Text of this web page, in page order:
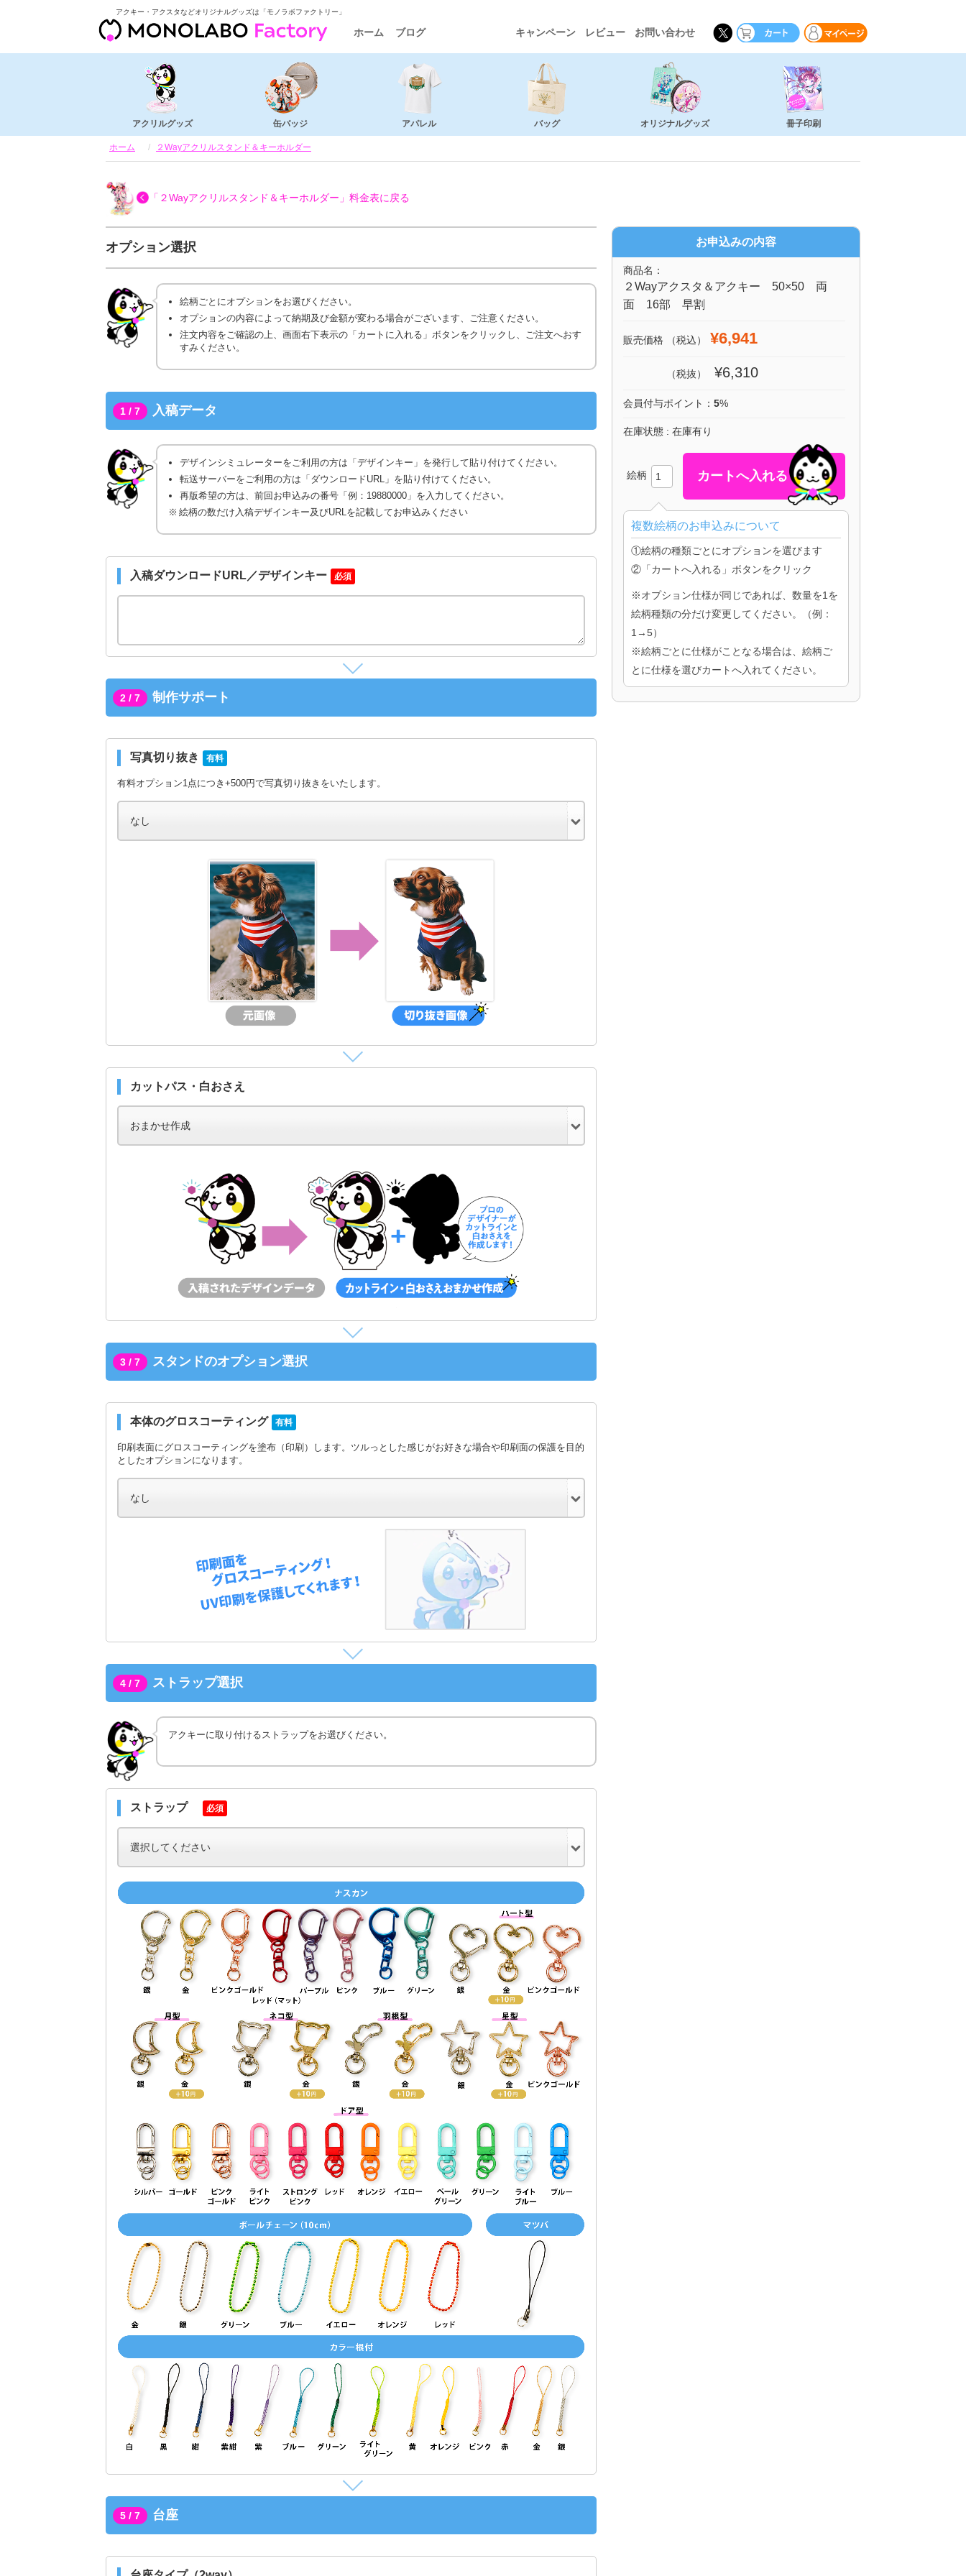
アクキー・アクスタなどオリジナルグッズは「モノラボファクトリー」
ホーム ブログ キャンペーン レビュー お問い合わせ
アクリルグッズ 缶バッジ アパレル バッグ オリジナルグッズ 冊子印刷
ホーム ２Wayアクリルスタンド＆キーホルダー
「２Wayアクリルスタンド＆キーホルダー」 料金表に戻る
オプション選択
絵柄ごとにオプションをお選びください。
オプションの内容によって納期及び金額が変わる場合がございます、ご注意ください。
注文内容をご確認の上、画面右下表示の「カートに入れる」ボタンをクリックし、ご注文へおす
すみください。
1 / 7 入稿データ
デザインシミュレーターをご利用の方は「デザインキー」を発行して貼り付けてください。
転送サーバーをご利用の方は「ダウンロードURL」を貼り付けてください。
再版希望の方は、前回お申込みの番号「例：19880000」を入力してください。
絵柄の数だけ入稿デザインキー及びURLを記載してお申込みください
入稿ダウンロードURL／デザインキー 必須
2 / 7 制作サポート
写真切り抜き 有料
有料オプション1点につき+500円で写真切り抜きをいたします。
カットパス・白おさえ
3 / 7 スタンドのオプション選択
本体のグロスコーティング 有料
印刷表面にグロスコーティングを塗布（印刷）します。ツルっとした感じがお好きな場合や印刷面の保護を目的
としたオプションになります。
4 / 7 ストラップ選択
アクキーに取り付けるストラップをお選びください。
ストラップ 必須
5 / 7 台座
お申込みの内容
商品名：
２Wayアクスタ＆アクキー 50×50 両
面 16部 早割
販売価格 （税込） ¥6,941
（税抜） ¥6,310
会員付与ポイント： 5%
在庫状態 : 在庫有り
絵柄
複数絵柄のお申込みについて
①絵柄の種類ごとにオプションを選びます
②「カートへ入れる」ボタンをクリック
※オプション仕様が同じであれば、数量を1を
絵柄種類の分だけ変更してください。（例：
1→5）
※絵柄ごとに仕様がことなる場合は、絵柄ご
とに仕様を選びカートへ入れてください。